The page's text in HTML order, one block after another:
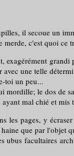
il secoue un
c'est quoi ce
avec une telle
toi un peu...
le dos de
mal chié et
les pages, y
que par
facultaires